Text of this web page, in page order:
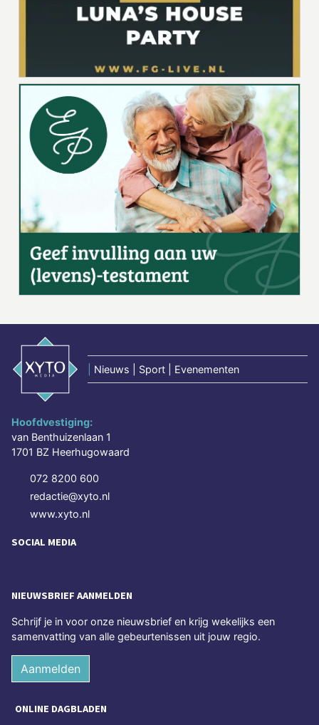
Nieuws | Sport | Evenementen
Hoofdvestiging:
van Benthuizenlaan 1
1701 BZ Heerhugowaard
072 8200 600
redactie@xyto.nl
www.xyto.nl
SOCIAL MEDIA
NIEUWSBRIEF AANMELDEN
Schrijf je in voor onze nieuwsbrief en krijg wekelijks een
samenvatting van alle gebeurtenissen uit jouw regio.
Aanmelden
ONLINE DAGBLADEN